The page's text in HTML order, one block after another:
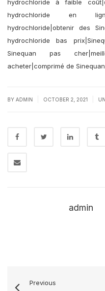
hydrochloride à faible
hydrochloride en
hydrochloride|obtenir des
hydrochloride bas
Sinequan pas
acheter|comprimé de
BY ADMIN OCTOBER 2, 2021
admin
Previous